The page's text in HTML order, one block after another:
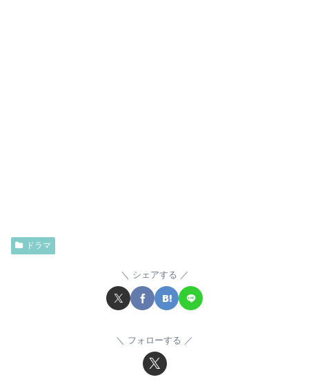
ドラマ
シェアする
フォローする